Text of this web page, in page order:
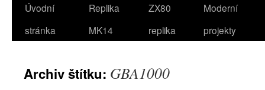
Úvodní
stránka
Replika
MK14
ZX80
replika
Moderní
projekty
Archiv štítku: GBA1000